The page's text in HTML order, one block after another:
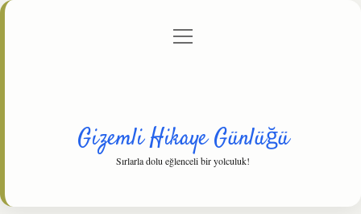
Gizlilik Politikası
menüyü
Gizemli Hikaye Günlüğü
Sırlarla dolu eğlenceli bir yolculuk!